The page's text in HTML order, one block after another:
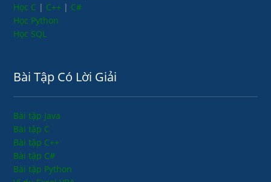
Học C | C++ | C#
Học Python
Học SQL
Bài Tập Có Lời Giải
Bài tập Java
Bài tập C
Bài tập C++
Bài tập C#
Bài tập Python